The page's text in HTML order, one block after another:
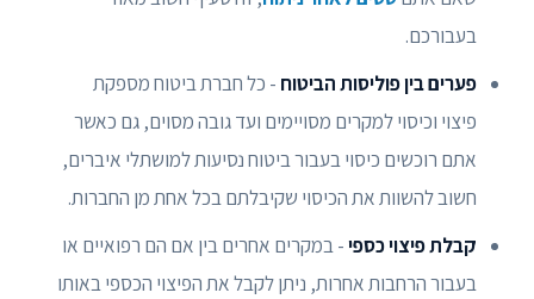
בעבורכם.
פערים בין פוליסות הביטוח - כל חברת ביטוח מספקת
פיצוי וכיסוי למקרים מסויימים ועד גובה מסוים, גם כאשר
אתם רוכשים כיסוי בעבור ביטוח נסיעות למושתלי איברים,
חשוב להשוות את הכיסוי שקיבלתם בכל אחת מן החברות.
קבלת פיצוי כספי- במקרים אחרים בין אם הם רפואיים או
בעבור הרחבות אחרות, ניתן לקבל את הפיצוי הכספי באותו